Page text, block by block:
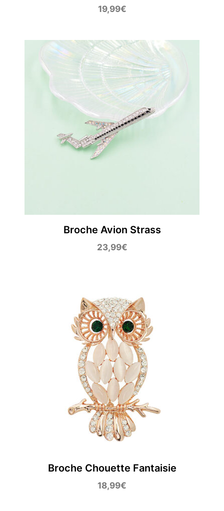
19,99€
Broche Avion Strass
23,99€
Broche Chouette Fantaisie
18,99€